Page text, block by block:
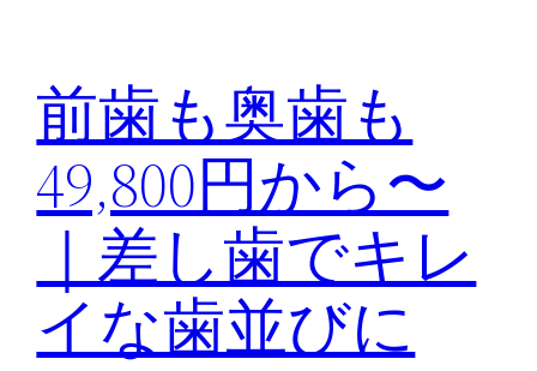
前歯も奥歯も
49,800円から〜
｜差し歯でキレ
イな歯並びに